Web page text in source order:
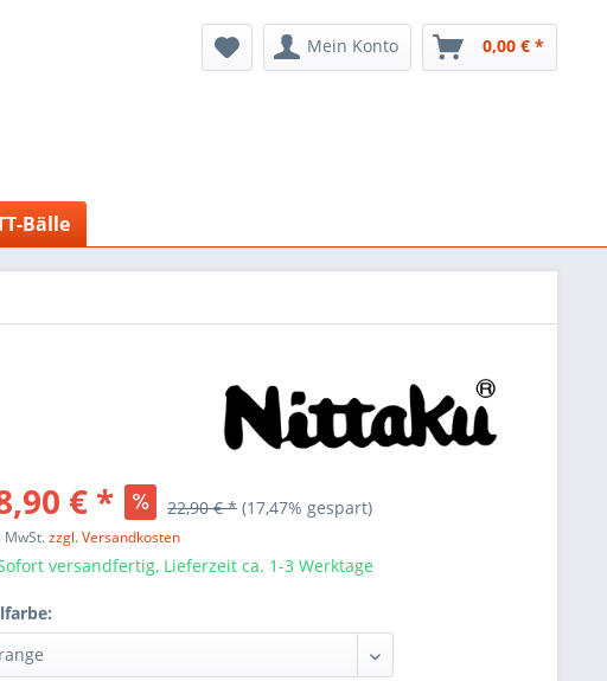
Mein Konto 0,00 € *
Bälle
€ * 22,90 € * (17,47% gespart)
MwSt.zzgl. Versandkosten
versandfertig, Lieferzeit ca. 1-3 Werktage